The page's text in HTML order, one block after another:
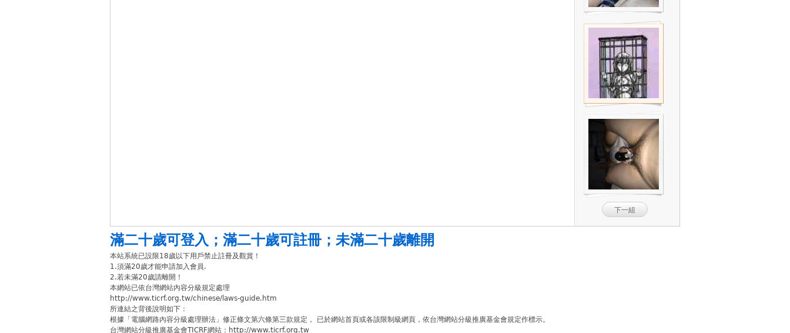
下一組
滿二十歲可登入 ； 滿二十歲可註冊 ； 未滿二十歲離開
本站系統已設限18歲以下用戶禁止註冊及觀賞！
1.須滿20歲才能申請加入會員.
2.若未滿20歲請離開！
本網站已依台灣網站內容分級規定處理
http://www.ticrf.org.tw/chinese/laws-guide.htm
所連結之背後說明如下：
根據「電腦網路內容分級處理辦法」修正條文第六條第三款規定， 已於網站首頁或各該限制級網頁，依台灣網站分級推廣基金會規定作標示。
台灣網站分級推廣基金會TICRF網站：http://www.ticrf.org.tw